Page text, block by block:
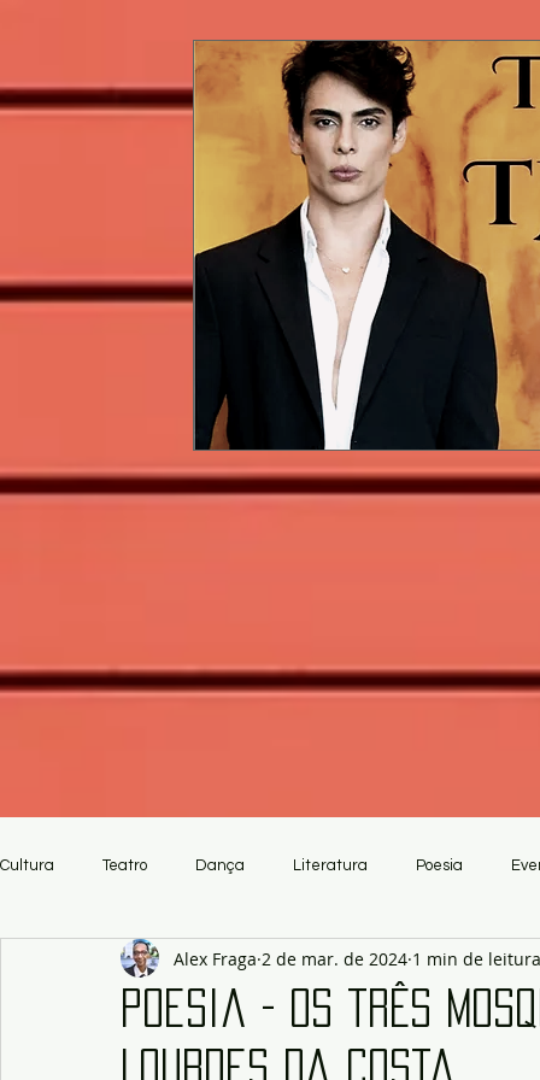
Cultura Teatro Dança Literatura Poesia
Artesanato
Poesia - Os três
Lourdes da Costa
Alex Fraga 2 de mar. de 2024 1 min de leitura